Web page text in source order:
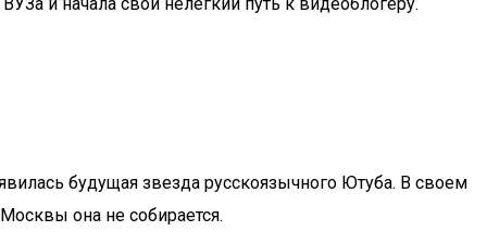
будущая звезда русскоязычного Ютуба. В своем
она не собирается.